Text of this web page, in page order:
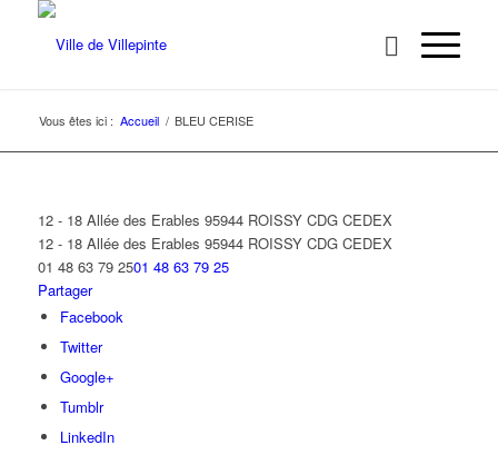
Vous êtes ici : Accueil / BLEU CERISE
12 - 18 Allée des Erables 95944 ROISSY CDG CEDEX
12 - 18 Allée des Erables 95944 ROISSY CDG CEDEX
01 48 63 79 2501 48 63 79 25
Partager
Facebook
Twitter
Google+
Tumblr
LinkedIn